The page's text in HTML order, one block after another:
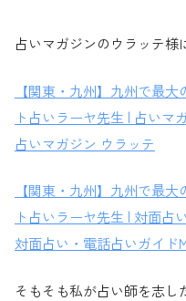
占いマガジンのウラッテ様
【関東・九州】九州で最
ト占いラーヤ先生 | 占いマ
占いマガジン ウラッテ
【関東・九州】九州で最
ト占いラーヤ先生 | 対面占
対面占い・電話占いガイド
そもそも私が占い師を志し